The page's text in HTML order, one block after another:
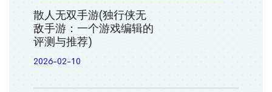
散人无双手游(独行侠无
敌手游：一个游戏编辑的
评测与推荐)
2026-02-10